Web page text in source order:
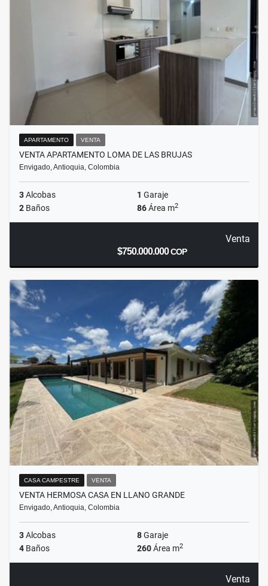
APARTAMENTO VENTA
VENTA APARTAMENTO LOMA DE LAS BRUJAS
Envigado, Antioquia, Colombia
3Alcobas 1 Garaje
2 Baños 86Área m2
Venta
$750.000.000COP
CASA CAMPESTRE VENTA
VENTA HERMOSA CASA EN LLANO GRANDE
Envigado, Antioquia, Colombia
3Alcobas 8Garaje
4 Baños 260Área m2
Venta